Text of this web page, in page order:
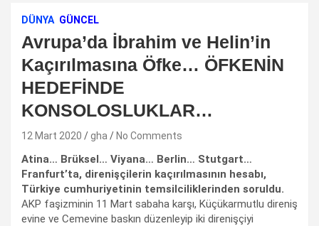
DÜNYA GÜNCEL
Avrupa’da İbrahim ve Helin’in
Kaçırılmasına Öfke… ÖFKENİN
HEDEFİNDE
KONSOLOSLUKLAR…
12 Mart 2020 gha No Comments
Atina… Brüksel… Viyana… Berlin… Stutgart…
Franfurt’ta, direnişçilerin kaçırılmasının hesabı,
Türkiye cumhuriyetinin temsilciliklerinden soruldu.
AKP faşizminin 11 Mart sabaha karşı, Küçükarmutlu direniş
evine ve Cemevine baskın düzenleyip iki direnişçiyi